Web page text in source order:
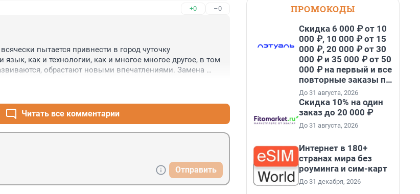
пользу. Вместо "Светланы" уже строят ЖК, что тоже урон
туда жить, а за НИИ ещё поборемся.
+0 –0
пытается привнести в город чуточку
язык, как и технологии, как и многое многое другое, в том
обрастают новыми впечатлениями. Замена
даже не дореволюционная постройка, это не невский, это
Тот бизнес-центр, что в нем был - жалкая пародия на
пять, после внииба он стал атавизмом. А город живет и
и идет дальше. Катастрофы не случилось и не случится.
Читать все комментарии
Отправить
ПРОМОКОДЫ
Скидка 6 000 ₽ от 10
000 ₽, 10 000 ₽ от 15
000 ₽, 20 000 ₽ от 30
000 ₽ и 35 000 ₽ от 50
000 ₽ на первый и все
повторные заказы по
промокоду НАБЕРИ
До 31 августа, 2026
Скидка 10% на один
заказ до 20 000 ₽
До 31 августа, 2026
Интернет в 180+
странах мира без
роуминга и сим-карт
До 31 декабря, 2026